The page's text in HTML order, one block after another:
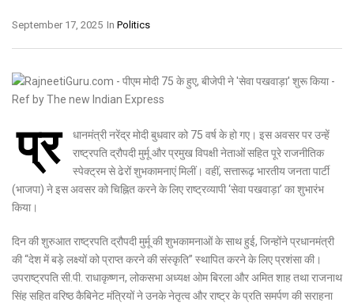
In Politics
September 17, 2025
प्र
धानमंत्री नरेंद्र मोदी बुधवार को 75 वर्ष के हो गए। इस अवसर पर उन्हें
राष्ट्रपति द्रौपदी मुर्मू और प्रमुख विपक्षी नेताओं सहित पूरे राजनीतिक
स्पेक्ट्रम से ढेरों शुभकामनाएं मिलीं। वहीं, सत्तारूढ़ भारतीय जनता पार्टी
(भाजपा) ने इस अवसर को चिह्नित करने के लिए राष्ट्रव्यापी ‘सेवा पखवाड़ा’ का शुभारंभ
किया।
दिन की शुरुआत राष्ट्रपति द्रौपदी मुर्मू की शुभकामनाओं के साथ हुई, जिन्होंने प्रधानमंत्री
की “देश में बड़े लक्ष्यों को प्राप्त करने की संस्कृति” स्थापित करने के लिए प्रशंसा की।
उपराष्ट्रपति सी.पी. राधाकृष्णन, लोकसभा अध्यक्ष ओम बिरला और अमित शाह तथा राजनाथ
सिंह सहित वरिष्ठ कैबिनेट मंत्रियों ने उनके नेतृत्व और राष्ट्र के प्रति समर्पण की सराहना